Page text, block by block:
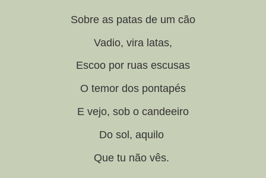
Sobre as patas de um cão
Vadio, vira latas,
Escoo por ruas escusas
O temor dos pontapés
E vejo, sob o candeeiro
Do sol, aquilo
Que tu não vês.